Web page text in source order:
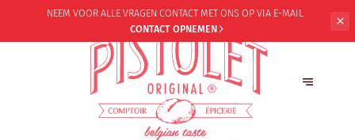
NEEM VOOR ALLE VRAGEN CONTACT MET ONS OP VIA E-MAIL
CONTACT OPNEMEN